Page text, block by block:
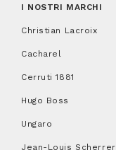
I NOSTRI MARCHI
Christian Lacroix
Cacharel
Cerruti 1881
Hugo Boss
Ungaro
Jean-Louis Scherrer